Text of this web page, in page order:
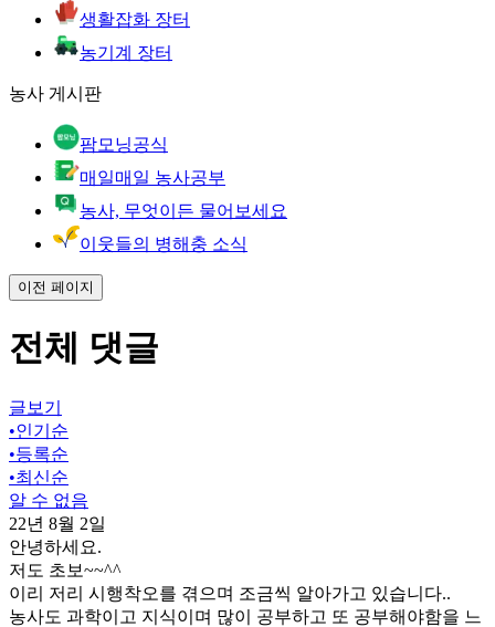
생활잡화 장터
농기계 장터
농사 게시판
팜모닝공식
매일매일 농사공부
농사, 무엇이든 물어보세요
이웃들의 병해충 소식
이전 페이지
전체 댓글
글보기
•인기순
•등록순
•최신순
알 수 없음
22년 8월 2일
안녕하세요.
저도 초보~~^^
이리 저리 시행착오를 겪으며 조금씩 알아가고 있습니다..
농사도 과학이고 지식이며 많이 공부하고 또 공부해야함을 느